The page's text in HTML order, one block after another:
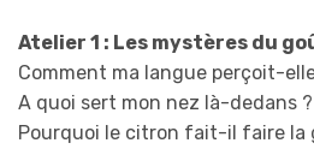
Atelier 1 : Les mystères du
Comment ma langue perçoit-
A quoi sert mon nez là-dedans ?
Pourquoi le citron fait-il faire la